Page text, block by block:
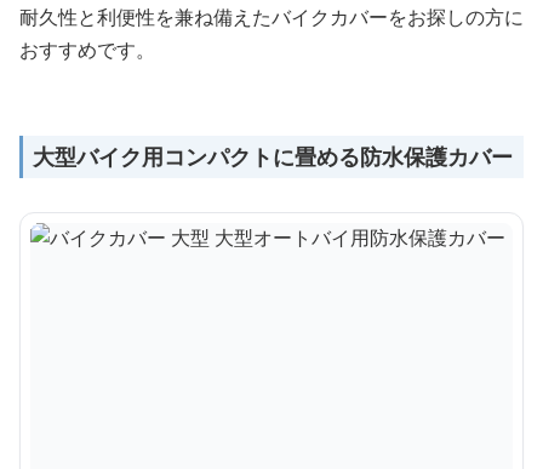
耐久性と利便性を兼ね備えたバイクカバーをお探しの方に
おすすめです。
大型バイク用コンパクトに畳める防水保護カバー